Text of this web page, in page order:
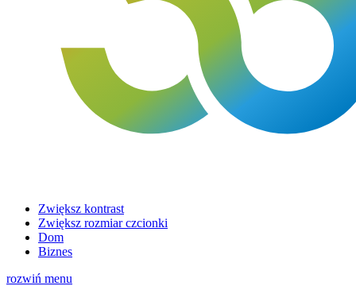
Zwiększ kontrast
Zwiększ rozmiar czcionki
Dom
Biznes
rozwiń menu